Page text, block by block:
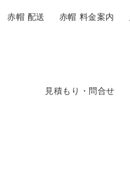
見積もり・問合せ
赤帽 配送 赤帽 料金案内